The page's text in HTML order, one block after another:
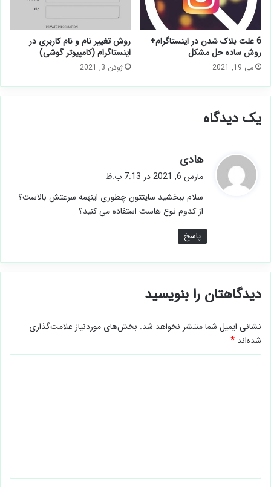
6 علت بلاک شدن در اینستاگرام+
روش ساده حل مشکل
می 19, 2021
روش تغییر نام و نام کاربری در
اینستاگرام (کامپیوتر گوشی)
ژوئن 3, 2021
یک دیدگاه
هادی
ف
:
مارس 6, 2021 در 7:13 ب.ظ
سلام ببخشید سایتتون چطوری اینهمه سرعتش بالاست؟
از کدوم نوع هاست استفاده می کنید؟
پاسخ
دیدگاهتان را بنویسید
نشانی ایمیل شما منتشر نخواهد شد. بخش‌های موردنیاز علامت‌گذاری
شده‌اند *